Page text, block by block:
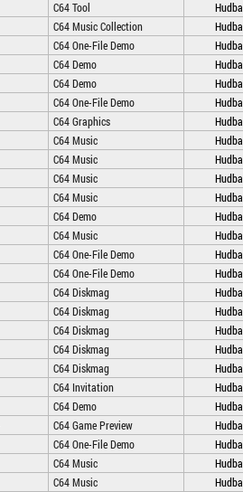
C64 Tool Hudba
C64 Music Collection Hudba
C64 One-File Demo Hudba
C64 Demo Hudba
C64 Demo Hudba
C64 One-File Demo Hudba
C64 Graphics Hudba
C64 Music Hudba
C64 Music Hudba
C64 Music Hudba
C64 Music Hudba
C64 Demo Hudba
C64 Music Hudba
C64 One-File Demo Hudba
C64 One-File Demo Hudba
C64 Diskmag Hudba
C64 Diskmag Hudba
C64 Diskmag Hudba
C64 Diskmag Hudba
C64 Diskmag Hudba
C64 Invitation Hudba
C64 Demo Hudba
C64 Game Preview Hudba
C64 One-File Demo Hudba
C64 Music Hudba
C64 Music Hudba